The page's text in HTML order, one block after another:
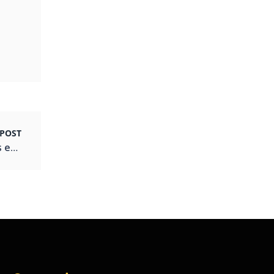
Anna Kelly Margatto: Transformando Espaços em Experiências Únicas